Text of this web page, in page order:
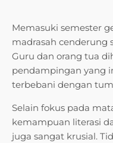
Memasuki semester
madrasah cenderung
Guru dan orang tua
pendampingan yang
terbebani dengan
Selain fokus pada
kemampuan literasi
juga sangat krusial.